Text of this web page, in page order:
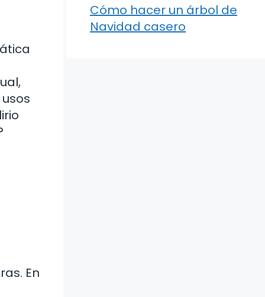
En
Cómo hacer un árbol de
Navidad casero